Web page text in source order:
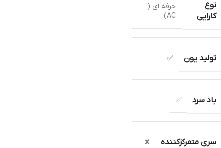
نوع
کارایی
حرفه ای (
AC)
تولید یون ✅
باد سرد ✅
سری متمرکزکننده ❌